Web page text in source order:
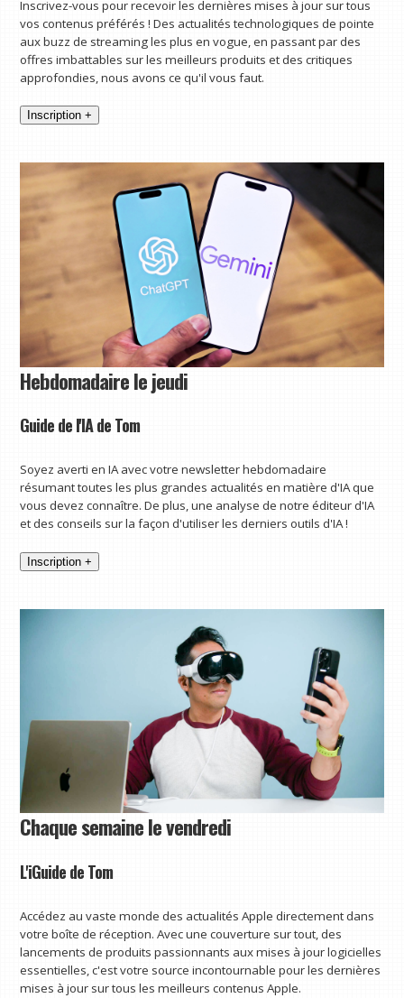
Inscrivez-vous pour recevoir les dernières mises à jour sur tous
vos contenus préférés ! Des actualités technologiques de pointe
aux buzz de streaming les plus en vogue, en passant par des
offres imbattables sur les meilleurs produits et des critiques
approfondies, nous avons ce qu'il vous faut.
Inscription +
Hebdomadaire le jeudi
Guide de l'IA de Tom
Soyez averti en IA avec votre newsletter hebdomadaire
résumant toutes les plus grandes actualités en matière d'IA que
vous devez connaître. De plus, une analyse de notre éditeur d'IA
et des conseils sur la façon d'utiliser les derniers outils d'IA !
Inscription +
Chaque semaine le vendredi
L'iGuide de Tom
Accédez au vaste monde des actualités Apple directement dans
votre boîte de réception. Avec une couverture sur tout, des
lancements de produits passionnants aux mises à jour logicielles
essentielles, c'est votre source incontournable pour les dernières
mises à jour sur tous les meilleurs contenus Apple.